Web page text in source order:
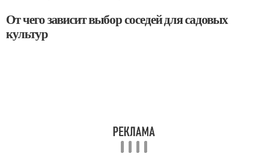
От чего зависит выбор соседей для садовых
культур